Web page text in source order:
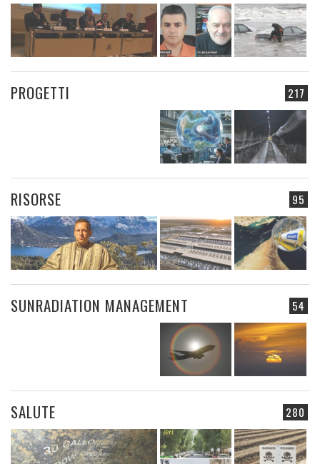
217
PROGETTI
95
RISORSE
54
SUNRADIATION MANAGEMENT
280
SALUTE